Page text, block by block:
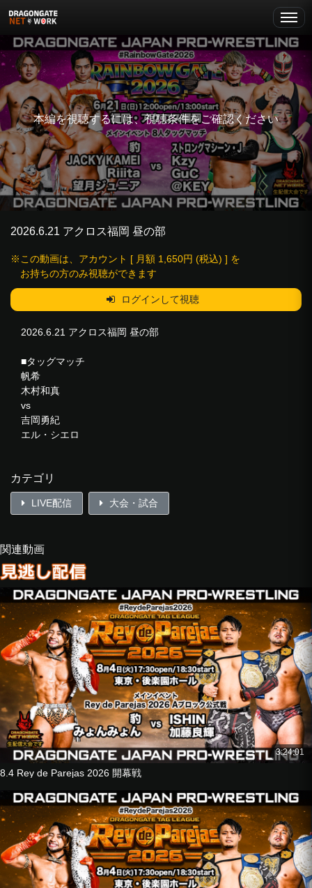
本編を視聴するには、視聴条件をご確認ください
2026.6.21 アクロス福岡 昼の部
※この動画は、アカウント [ 月額 1,650円 (税込) ] を
お持ちの方のみ視聴ができます
ログインして視聴
2026.6.21 アクロス福岡 昼の部
■タッグマッチ
帆希
木村和真
vs
吉岡勇紀
エル・シエロ
新橋二郎
vs
他花師
ウルティモ・ドラゴン
ルイス・マンテ
フラミータ
vs
堀口元気
神田裕之
しゃちほこBOY
■8人タッグマッチ
YAMATO
ドラゴン・キッド
B×Bハルク
横須賀ススム
vs
菊田円
KAI
加藤良輝
■シングルマッチ
箕浦康太
vs
ISHIN
カテゴリ
LIVE配信 大会・試合
関連動画
3:24:01
8.4 Rey de Parejas 2026 開幕戦